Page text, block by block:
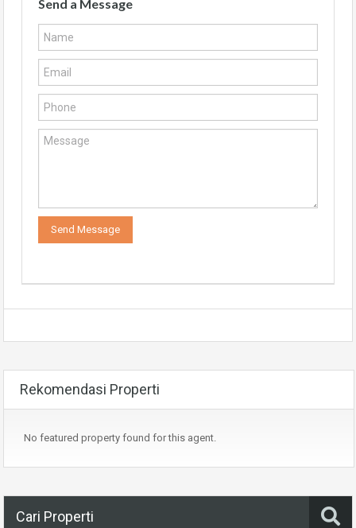
Send a Message
Rekomendasi Properti
No featured property found for this agent.
Cari Properti